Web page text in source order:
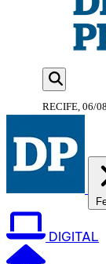
RECIFE, 06/
DIGITAL